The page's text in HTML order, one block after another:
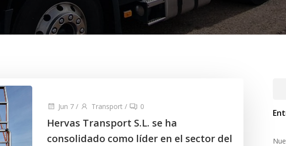
Jun 7 / Transport / 0
Hervas Transport S.L. se ha
consolidado como líder en el sector del